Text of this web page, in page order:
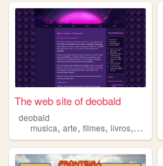
The web site of deobald
deobald
musica, arte, filmes, livros, pessoal